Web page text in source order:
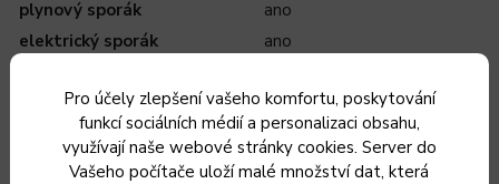
Pro účely zlepšení vašeho komfortu, poskytování
funkcí sociálních médií a personalizaci obsahu,
využívají naše webové stránky cookies. Server do
Vašeho počítače uloží malé množství dat, která
plynový sporák
ano
elektrický sporák
ano
indukce
ano
ano
mikrovlnka
ne